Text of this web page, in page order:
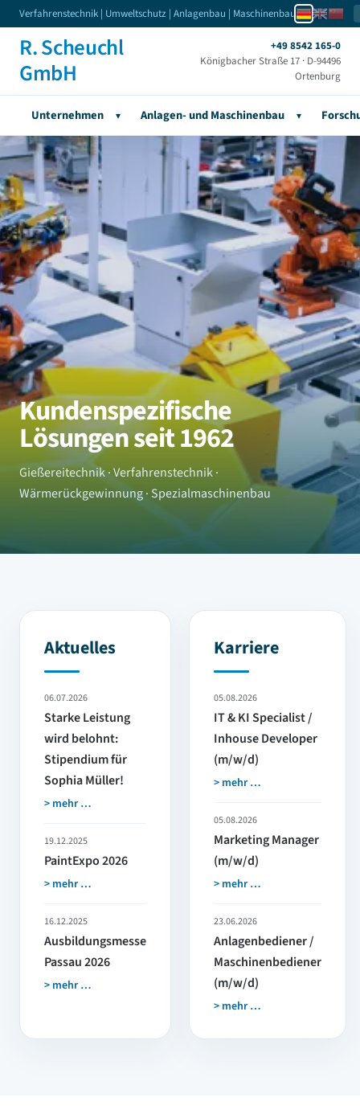
Verfahrenstechnik | Umweltschutz | Anlagenbau | Maschinenbau
R. Scheuchl
GmbH
+49 8542 165-0
Königbacher Straße 17 · D-94496
Ortenburg
Unternehmen ▾ Anlagen- und Maschinenbau ▾
Kundenspezifische
Lösungen seit 1962
Gießereitechnik · Verfahrenstechnik ·
Wärmerückgewinnung · Spezialmaschinenbau
Aktuelles
06.07.2026
Starke Leistung
wird belohnt:
Stipendium für
Sophia Müller!
> mehr …
19.12.2025
PaintExpo 2026
> mehr …
16.12.2025
Ausbildungsmesse
Passau 2026
> mehr …
Karriere
05.08.2026
IT & KI Specialist /
Inhouse Developer
(m/w/d)
> mehr …
05.08.2026
Marketing Manager
(m/w/d)
> mehr …
23.06.2026
Anlagenbediener /
Maschinenbediener
(m/w/d)
> mehr …